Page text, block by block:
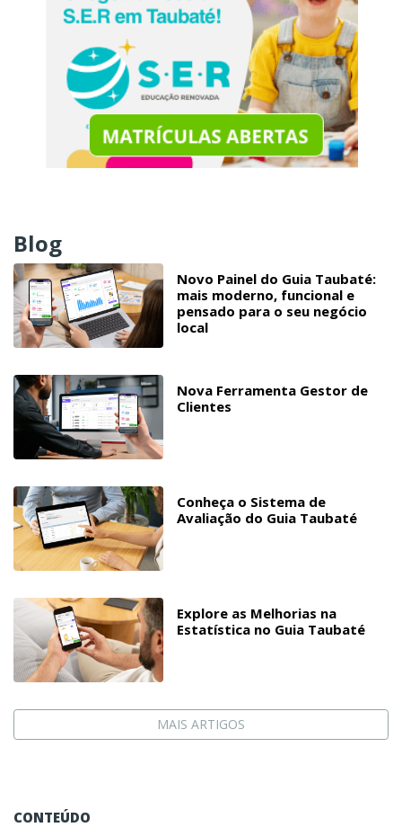
Blog
Novo Painel do Guia Taubaté:
mais moderno, funcional e
pensado para o seu negócio
local
Nova Ferramenta Gestor de
Clientes
Conheça o Sistema de
Avaliação do Guia Taubaté
Explore as Melhorias na
Estatística no Guia Taubaté
MAIS ARTIGOS
CONTEÚDO